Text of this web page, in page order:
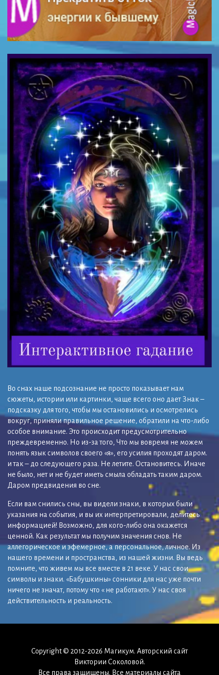
Во снах наше подсознание не просто показывает нам
сюжеты, истории или картинки, чаще всего оно дает Знак –
подсказку для того, чтобы мы остановились и осмотрелись
вокруг, приняли правильное решение, обратили на что-либо
особое внимание. Это происходит предусмотрительно
преждевременно. Но из-за того, Что мы вовремя не можем
понять язык символов своего «я», его усилия проходят даром.
и так – до следующего раза. Не летите. Остановитесь. Иначе
не было, нет и не будет иметь смыла обладать таким даром.
Даром предвидения во сне.
Если вам снились сны, вы видели знаки, в которых были
указания на события, и вы их интерпретировали, делитесь
информацией! Возможно, для кого-либо она окажется
ценной. Как результат мы получим значения снов. Не
аллегорическое и эфемерное, а персональное, личное. Из
нашего времени и пространства, из нашей жизни. Вы ведь
помните, что живем мы все вместе в 21 веке. У нас свои
символы и знаки. «Бабушкины» сонники для нас уже почти
ничего не значат, потому что « не работают». У нас своя
действительность и реальность.
Copyright © 2012-2026 Магикум. Авторский сайт
Виктории Соколовой.
Все права защищены. Все материалы сайта